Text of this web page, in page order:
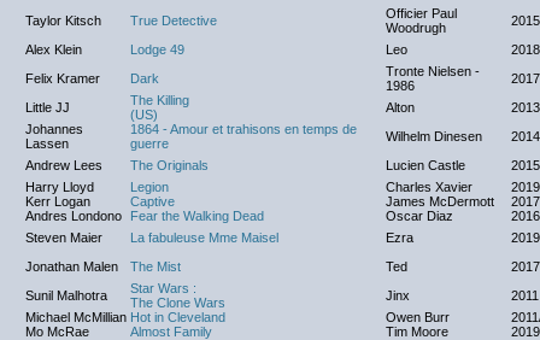
Taylor Kitsch
True Detective
Officier Paul
Woodrugh
2015
Alex Klein
Lodge 49 Leo
2018
Felix Kramer
Dark
Tronte Nielsen -
1986
Little JJ
The Killing
(US)
Alton
2013
Johannes
Lassen
1864 - Amour et trahisons en temps de
guerre
Wilhelm Dinesen
2014
Andrew Lees
The Originals Lucien Castle
Harry Lloyd
Legion Charles Xavier
2019
Kerr Logan
Captive James McDermott
2017
Andres Londono
Fear the Walking Dead Oscar Diaz
2016
Steven Maier
La fabuleuse Mme Maisel Ezra
2019
Jonathan Malen
The Mist Ted
2017
Sunil Malhotra
Star Wars :
The Clone Wars
Jinx
2011
Michael McMillian Hot in Cleveland Owen Burr
Mo McRae
Almost Family Tim Moore